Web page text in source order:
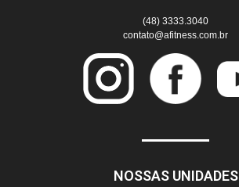
(48) 3333.3040
contato@afitness.com.br
NOSSAS UNIDADES